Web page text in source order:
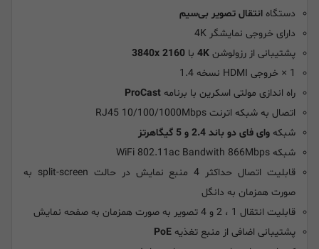
دستگاه انتقال تصویر بی‌سیم
دارای خروجی نمایشگر 4K
پشتیبانی از رزولوشن 4K با 3840x 2160
1 × خروجی HDMI نسخه 1.4
راه اندازی مولتی اسکرین با برنامه ProCast
اتصال به شبکه اترنت RJ45 10/100/1000Mbps
شبکه وای فای دو باند 2.4 و 5 گیگاهرتز
شبکه WiFi 802.11ac Bandwith 866Mbps
قابلیت اتصال حداکثر 4 منبع نمایش در حالت split-screen به
صورت همزمان به دانگل
قابلیت انتقال 1 ، 2 و 4 تصویر به صورت همزمان به صفحه نمایش
پشتیبانی اضافی از منبع تغذیه PoE